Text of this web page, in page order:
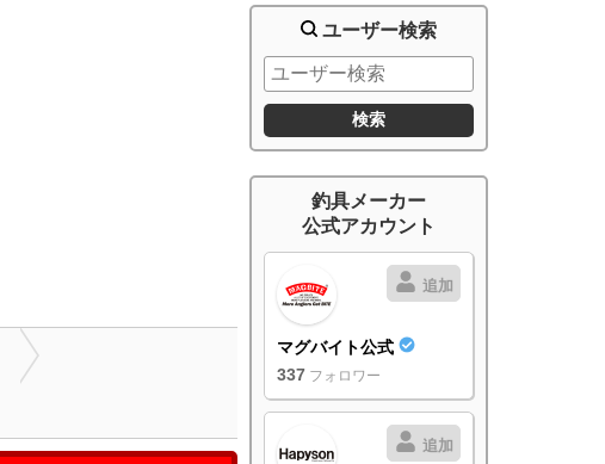
ユーザー検索
釣具メーカー
公式アカウント
追加
マグバイト公式
337 フォロワー
追加